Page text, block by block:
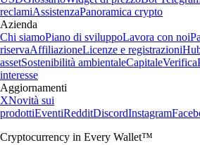
reclamiAssistenzaPanoramica crypto
Azienda
Chi siamoPiano di sviluppoLavora con noi
riservaAffiliazioneLicenze e registrazioni
assetSostenibilità ambientaleCapitaleVerifica
interesse
Aggiornamenti
XNovità sui
prodottiEventiRedditDiscordInstagram
Cryptocurrency in Every Wallet™